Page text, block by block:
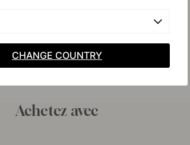
Achetez avec
CHANGE COUNTRY